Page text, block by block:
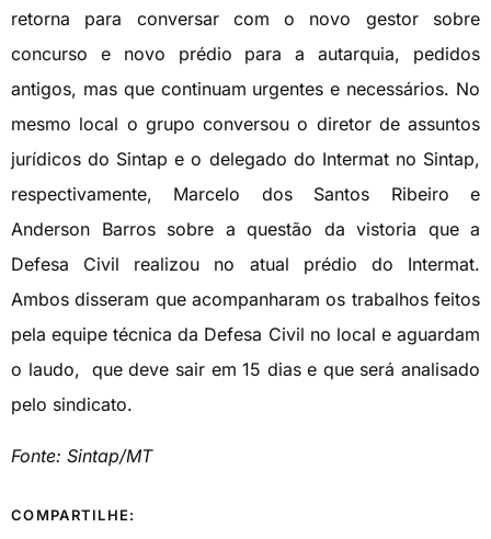
retorna para conversar com o novo gestor sobre
concurso e novo prédio para a autarquia, pedidos
antigos, mas que continuam urgentes e necessários. No
mesmo local o grupo conversou o diretor de assuntos
jurídicos do Sintap e o delegado do Intermat no Sintap,
respectivamente, Marcelo dos Santos Ribeiro e
Anderson Barros sobre a questão da vistoria que a
Defesa Civil realizou no atual prédio do Intermat.
Ambos disseram que acompanharam os trabalhos feitos
pela equipe técnica da Defesa Civil no local e aguardam
o laudo, que deve sair em 15 dias e que será analisado
pelo sindicato.
Fonte: Sintap/MT
COMPARTILHE: